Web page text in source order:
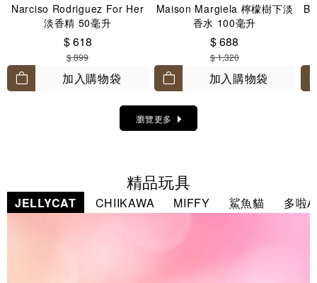
Narciso Rodriguez For Her
淡香精 50毫升
$ 618
$ 899
加入購物袋
Maison Margiela 檸檬樹下淡
香水 100毫升
$ 688
$ 1,320
加入購物袋
瀏覽更多
精品玩具
JELLYCAT CHIIKAWA MIFFY 鯊魚貓 多啦